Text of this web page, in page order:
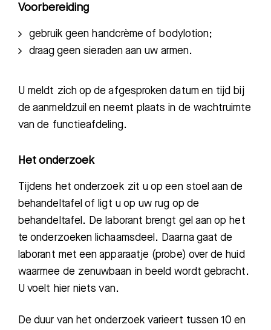
Voorbereiding
gebruik geen handcrème of bodylotion;
draag geen sieraden aan uw armen.
U meldt zich op de afgesproken datum en tijd bij
de aanmeldzuil en neemt plaats in de wachtruimte
van de functieafdeling.
Het onderzoek
Tijdens het onderzoek zit u op een stoel aan de
behandeltafel of ligt u op uw rug op de
behandeltafel. De laborant brengt gel aan op het
te onderzoeken lichaamsdeel. Daarna gaat de
laborant met een apparaatje (probe) over de huid
waarmee de zenuwbaan in beeld wordt gebracht.
U voelt hier niets van.
De duur van het onderzoek varieert tussen 10 en